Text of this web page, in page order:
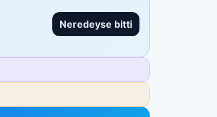
Neredeyse bitti